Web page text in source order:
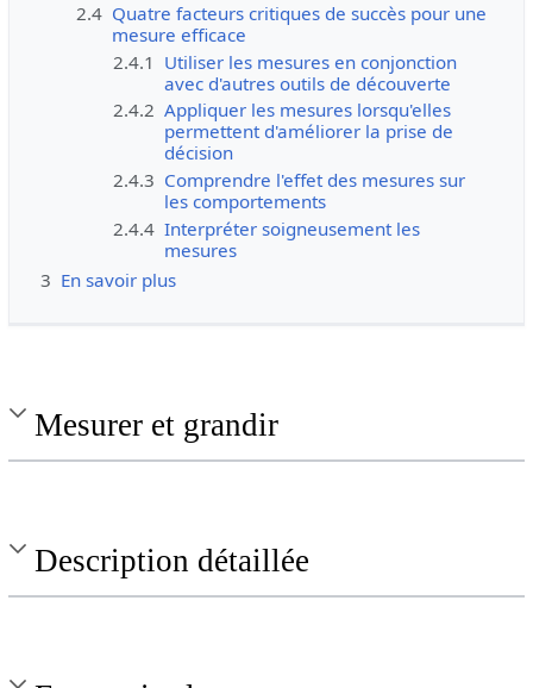
2.4 Quatre facteurs critiques de succès pour une
mesure efficace
2.4.1 Utiliser les mesures en conjonction
avec d'autres outils de découverte
2.4.2 Appliquer les mesures lorsqu'elles
permettent d'améliorer la prise de
décision
2.4.3 Comprendre l'effet des mesures sur
les comportements
2.4.4 Interpréter soigneusement les
mesures
3 En savoir plus
Mesurer et grandir
Description détaillée